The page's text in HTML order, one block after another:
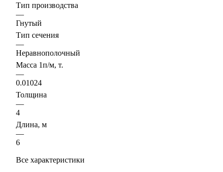
Тип производства
—
Гнутый
Тип сечения
—
Неравнополочный
Масса 1п/м, т.
—
0.01024
Толщина
—
4
Длина, м
—
6
Все характеристики